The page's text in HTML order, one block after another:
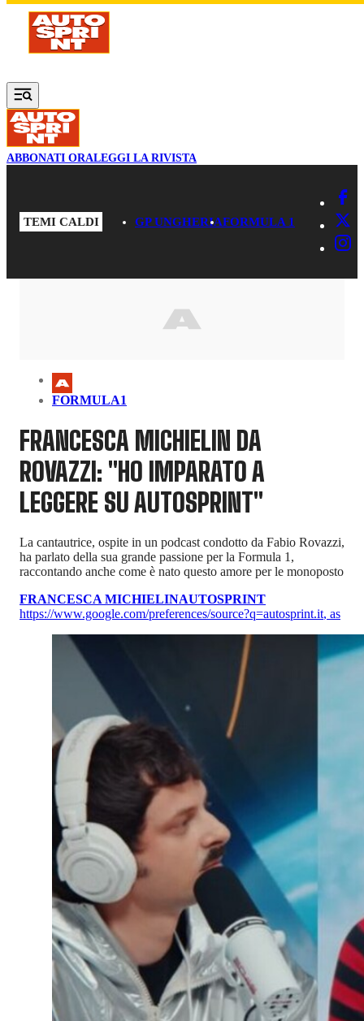
Vai al contenuto principale
ABBONATI ORALEGGI LA RIVISTA
TEMI CALDI GP UNGHERIAFORMULA 1
FORMULA1
FRANCESCA MICHIELIN DA
ROVAZZI: "HO IMPARATO A
LEGGERE SU AUTOSPRINT"
La cantautrice, ospite in un podcast condotto da Fabio Rovazzi,
ha parlato della sua grande passione per la Formula 1,
raccontando anche come è nato questo amore per le monoposto
FRANCESCA MICHIELINAUTOSPRINT
https://www.google.com/preferences/source?q=autosprint.it, as